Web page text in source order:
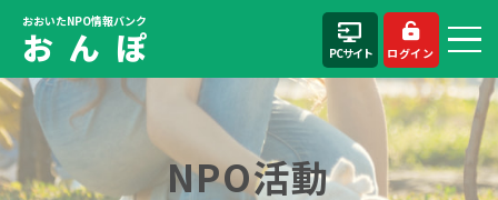
おおいたNPO情報バンク
お ん ぽ PCサイト ログイン
NPO活動